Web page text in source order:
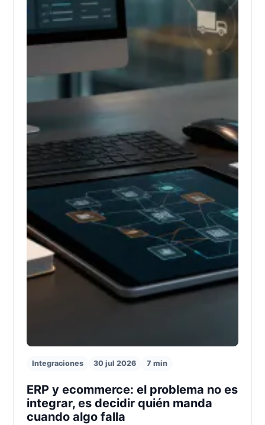
Integraciones 30 jul 2026 7 min
ERP y ecommerce: el problema no es
integrar, es decidir quién manda
cuando algo falla